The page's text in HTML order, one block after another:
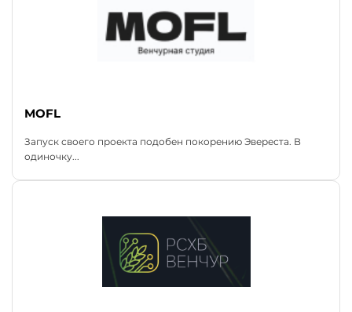
MOFL
Запуск своего проекта подобен покорению Эвереста. В
одиночку...